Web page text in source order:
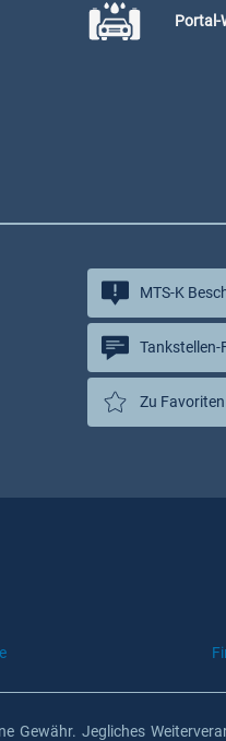
Portal-
MTS-K
Tankstellen-
Zu
Gewähr. Jegliches